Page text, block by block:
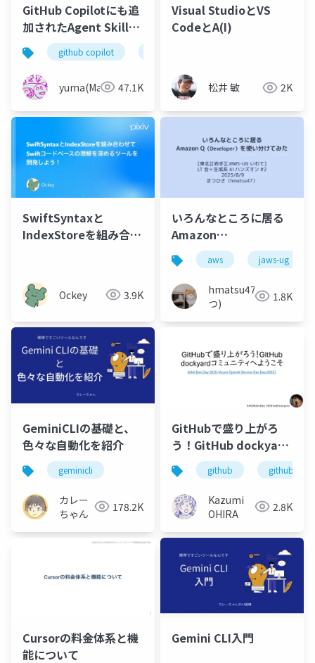
GitHub Copilotにも追
加されたAgent Skills
とは
github copilot
yuma(Maki) 47.1K
Visual StudioとVS
CodeとA(I)
松井 敏 2K
SwiftSyntaxと
IndexStoreを組み合わ
を開発しよう！
Ockey 3.9K
いろんなところに居る
Amazon
Q（Developer）を使
い分けてみた
aws jaws-ug
hmatsu47(ま
つ)
1.8K
GeminiCLIの基礎と、
色々な自動化を紹介
geminicli
カレー
ちゃん
178.2K
GitHubで盛り上がろ
う！GitHub dockyard
コミュニティへようこ
そ
github github
Kazumi
OHIRA
2.8K
Cursorの料金体系と機
能について
Gemini CLI入門